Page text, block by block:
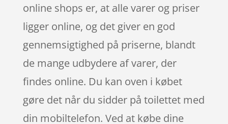
online shops er, at alle varer og priser
ligger online, og det giver en god
gennemsigtighed på priserne, blandt
de mange udbydere af varer, der
findes online. Du kan oven i købet
gøre det når du sidder på toilettet med
din mobiltelefon. Ved at købe dine